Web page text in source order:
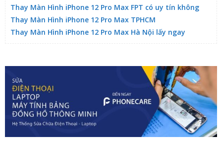
Thay Màn Hình iPhone 12 Pro Max FPT có uy tín không
Thay Màn Hình iPhone 12 Pro Max TPHCM
Thay Màn Hình iPhone 12 Pro Max Hà Nội lấy ngay